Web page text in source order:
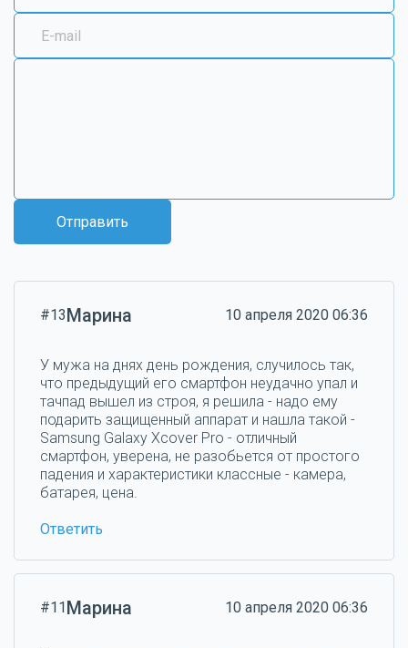
Отправить
#13Марина 10 апреля 2020 06:36
У мужа на днях день рождения, случилось так,
что предыдущий его смартфон неудачно упал и
тачпад вышел из строя, я решила - надо ему
подарить защищенный аппарат и нашла такой -
Samsung Galaxy Xcover Pro - отличный
смартфон, уверена, не разобьется от простого
падения и характеристики классные - камера,
батарея, цена.
Ответить
#11Марина 10 апреля 2020 06:36